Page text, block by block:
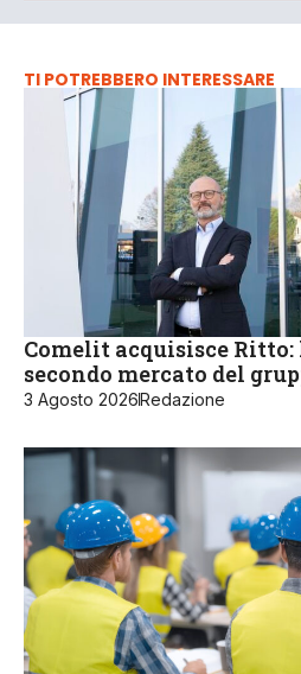
TI POTREBBERO INTERESSARE
Comelit acquisisce Ritto:
secondo mercato del
3 Agosto 2026Redazione